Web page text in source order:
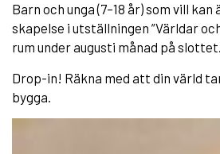
Barn och unga (7–18 år) som vill kan
skapelse i utställningen ”Världar
rum under augusti månad på slottet.
Drop-in! Räkna med att din värld
bygga.